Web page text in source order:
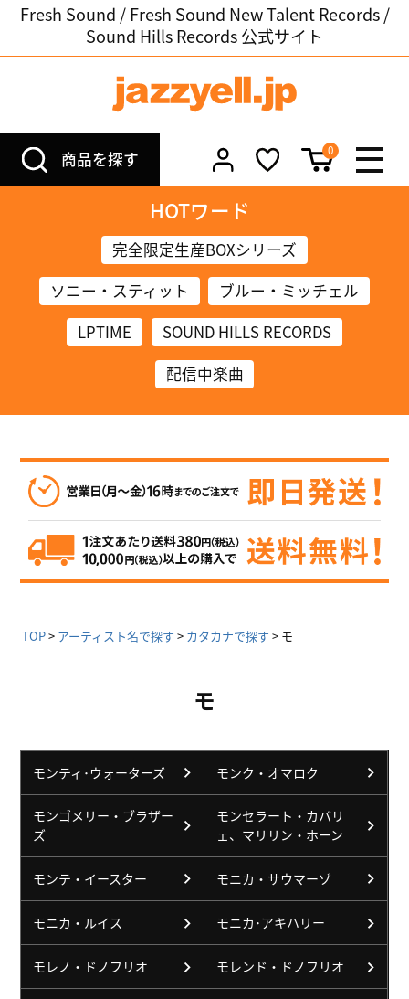
Fresh Sound / Fresh Sound New Talent Records /
Sound Hills Records 公式サイト
商品を探す 0
HOTワード
完全限定生産BOXシリーズ
ソニー・スティット
ブルー・ミッチェル
LPTIME
SOUND HILLS RECORDS
配信中楽曲
TOP アーティスト名で探す カタカナで探す モ
モ
モンティ･ウォーターズ モンク・オマロク
モンゴメリー・ブラザー
ズ
モンセラート・カバリ
ェ、マリリン・ホーン
モンテ・イースター モニカ・サウマーゾ
モニカ・ルイス モニカ･アキハリー
モレノ・ドノフリオ モレンド・ドノフリオ